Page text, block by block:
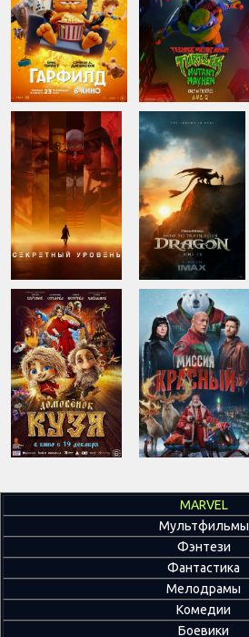
MARVEL
Мультфильмы
Фэнтези
Фантастика
Мелодрамы
Комедии
Боевики